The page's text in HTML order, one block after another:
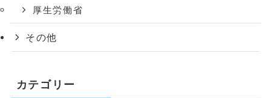
厚生労働省
その他
カテゴリー